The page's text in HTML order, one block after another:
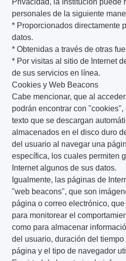
Privacidad, la Institución puede
personales de la siguiente
* Proporcionados directamente
datos.
* Obtenidas a través de otras
* Por visitas al sitio de Internet
de sus servicios en línea.
Cookies y Web Beacons
Cabe mencionar, que al
podrán encontrar con
texto que se descargan
almacenados en el disco duro
del usuario al navegar una
específica, los cuales permiten
Internet algunos de sus datos.
Igualmente, las páginas de
"web beacons", que son
página o correo electrónico,
para monitorear el
como para almacenar
del usuario, duración del
página y el tipo de navegador